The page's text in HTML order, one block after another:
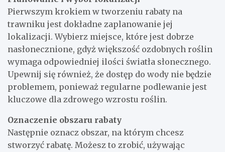
Pierwszym krokiem w tworzeniu rabaty na
trawniku jest dokładne zaplanowanie jej
lokalizacji. Wybierz miejsce, które jest dobrze
nasłonecznione, gdyż większość ozdobnych roślin
wymaga odpowiedniej ilości światła słonecznego.
Upewnij się również, że dostęp do wody nie będzie
problemem, ponieważ regularne podlewanie jest
kluczowe dla zdrowego wzrostu roślin.
Oznaczenie obszaru rabaty
Następnie oznacz obszar, na którym chcesz
stworzyć rabatę. Możesz to zrobić, używając